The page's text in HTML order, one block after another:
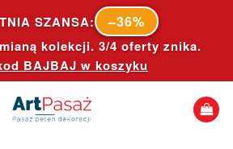
SZANSA: –36%
kolekcji. 3/4 oferty znika.
BAJBAJ w koszyku